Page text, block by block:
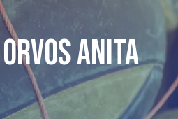
Anita